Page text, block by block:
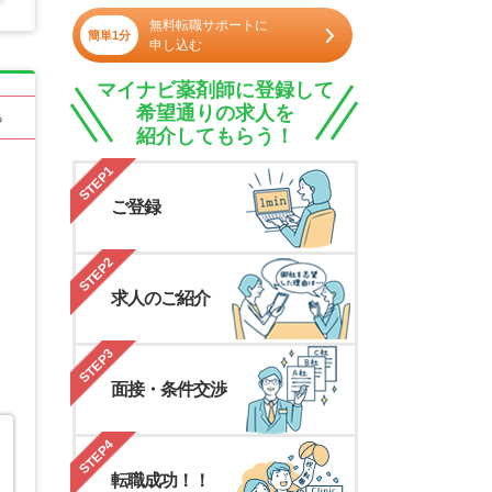
簡単1分
無料転職サポートに
申し込む
マイナビ薬剤師に登録して
希望通りの求人を
紹介してもらう！
STEP1
ご登録
STEP2
求人のご紹介
STEP3
面接・条件交渉
STEP4
転職成功！！